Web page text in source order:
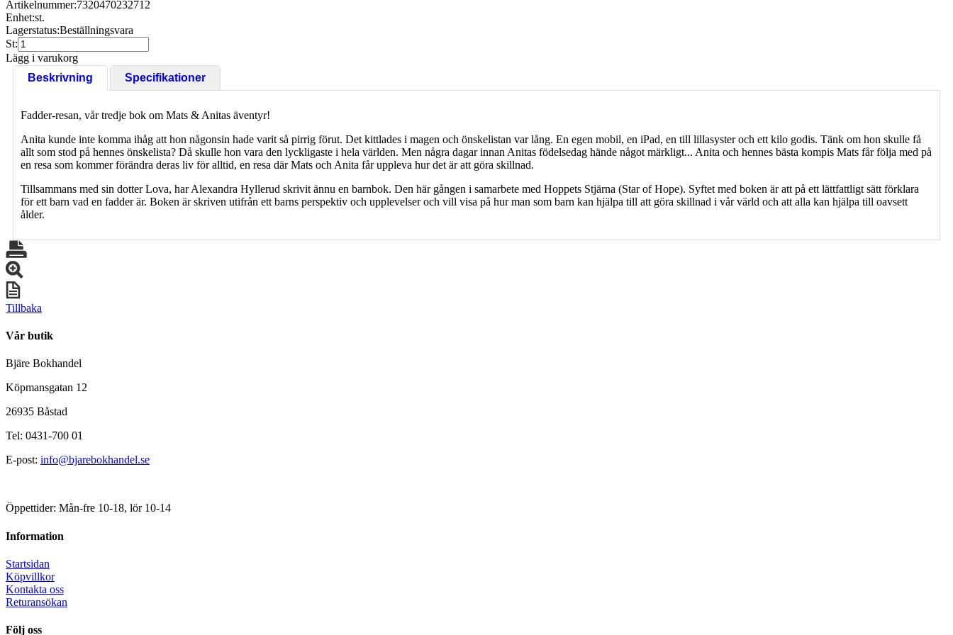
Artikelnummer:7320470232712
Enhet:st.
Lagerstatus:Beställningsvara
St:
Lägg i varukorg
Beskrivning
Specifikationer
Fadder-resan, vår tredje bok om Mats & Anitas äventyr!
Anita kunde inte komma ihåg att hon någonsin hade varit så pirrig förut. Det kittlades i magen och önskelistan var lång. En egen mobil, en iPad, en till lillasyster och ett kilo godis. Tänk om hon skulle få
allt som stod på hennes önskelista? Då skulle hon vara den lyckligaste i hela världen. Men några dagar innan Anitas födelsedag hände något märkligt... Anita och hennes bästa kompis Mats får följa med på
en resa som kommer förändra deras liv för alltid, en resa där Mats och Anita får uppleva hur det är att göra skillnad.
Tillsammans med sin dotter Lova, har Alexandra Hyllerud skrivit ännu en barnbok. Den här gången i samarbete med Hoppets Stjärna (Star of Hope). Syftet med boken är att på ett lättfattligt sätt förklara
för ett barn vad en fadder är. Boken är skriven utifrån ett barns perspektiv och upplevelser och vill visa på hur man som barn kan hjälpa till att göra skillnad i vår värld och att alla kan hjälpa till oavsett
ålder.
Tillbaka
Vår butik
Bjäre Bokhandel
Köpmansgatan 12
26935 Båstad
Tel: 0431-700 01
E-post: info@bjarebokhandel.se
Öppettider: Mån-fre 10-18, lör 10-14
Information
Startsidan
Köpvillkor
Kontakta oss
Returansökan
Följ oss